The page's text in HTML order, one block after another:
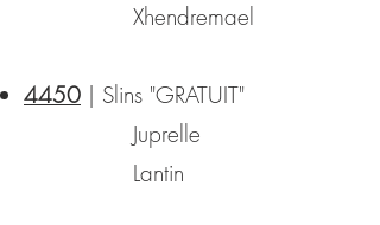
Xhendremael
4450 | Slins "GRATUIT"
Juprelle
Lantin